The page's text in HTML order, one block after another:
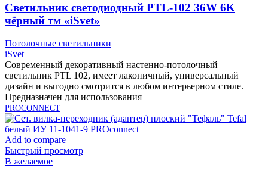
Cветильник светодиодный PTL-102 36W 6K
чёрный тм «iSvet»
Потолочные светильники
iSvet
Современный декоративный настенно-потолочный
светильник PTL 102, имеет лаконичный, универсальный
дизайн и выгодно смотрится в любом интерьерном стиле.
Предназначен для использования
PROCONNECT
Add to compare
Быстрый просмотр
В желаемое